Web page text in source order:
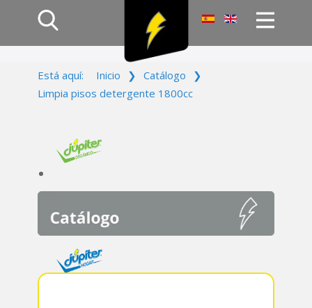
Productos
Campañas
Contacto
Está aquí: Inicio ❯ Catálogo
❯
Limpia pisos detergente 1800cc